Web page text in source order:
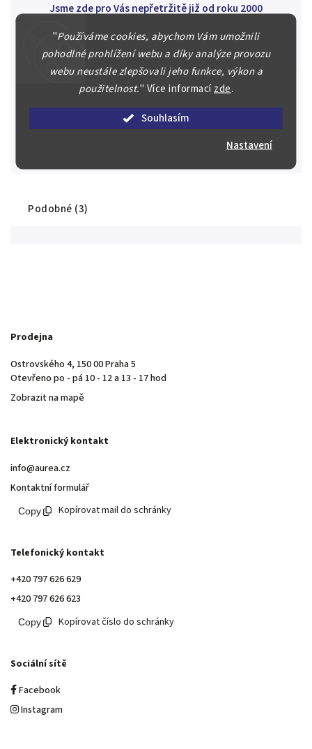
"Používáme cookies, abychom Vám umožnili
pohodlné prohlížení webu a díky analýze provozu
webu neustále zlepšovali jeho funkce, výkon a
použitelnost." Více informacízde.
Souhlasím
Nastavení
Jsme zde pro Vás nepřetržitě již od roku 2000
jednotlivé kusy unikátních mincí, bankovek, řádů a vyznamenání
za rekordní ceny.
Stovky spokojených zákazníků
Máme řadu spokojených sběratelů a investorů nejen z České
Podobné (3)
Prodejna
Ostrovského 4, 150 00 Praha 5
Otevřeno po - pá 10 - 12 a 13 - 17 hod
Zobrazit na mapě
Elektronický kontakt
info@aurea.cz
Kontaktní formulář
Kopírovat mail do schránky
Telefonický kontakt
+420 797 626 629
+420 797 626 623
Kopírovat číslo do schránky
Sociální sítě
Facebook
Instagram